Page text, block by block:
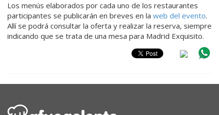
Los menús elaborados por cada uno de los restaurantes
participantes se publicarán en breves en la web del evento.
Allí se podrá consultar la oferta y realizar la reserva, siempre
indicando que se trata de una mesa para Madrid Exquisito.